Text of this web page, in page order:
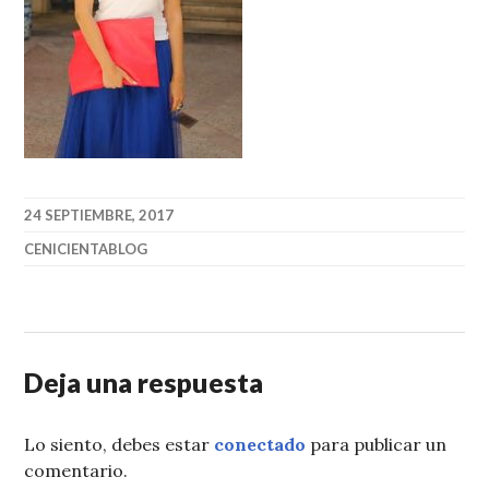
24 SEPTIEMBRE, 2017
CENICIENTABLOG
Deja una respuesta
Lo siento, debes estar conectado para publicar un
comentario.